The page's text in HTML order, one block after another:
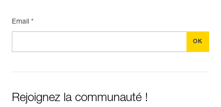
Email *
Rejoignez la communauté !